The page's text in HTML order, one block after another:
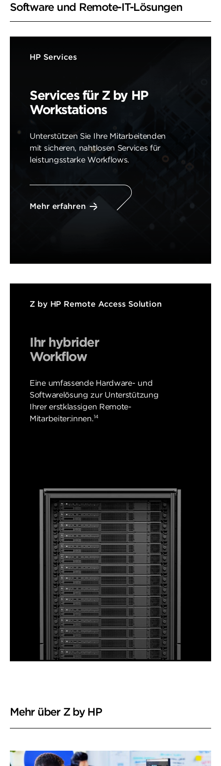
Software und Remote-IT-Lösungen
HP Services
Services für Z by HP
Workstations
Unterstützen Sie Ihre Mitarbeitenden
mit sicheren, nahtlosen Services für
leistungsstarke Workflows.
Mehr erfahren
Z by HP Remote Access Solution
Ihr hybrider
Workflow
Eine umfassende Hardware- und
Softwarelösung zur Unterstützung
Ihrer erstklassigen Remote-
Mitarbeiter:innen.14
Mehr über Z by HP